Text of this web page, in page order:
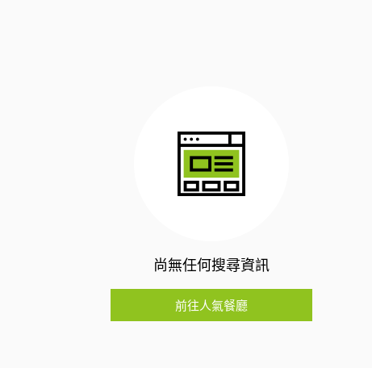
尚無任何搜尋資訊
前往人氣餐廳